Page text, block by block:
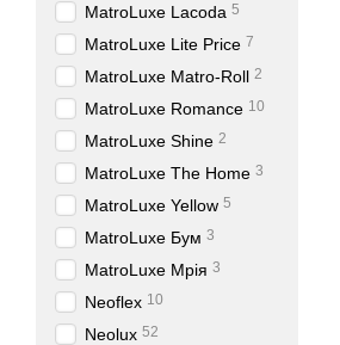
MatroLuxe Lacoda 5
MatroLuxe Lite Price 7
MatroLuxe Matro-Roll 2
MatroLuxe Romance 10
MatroLuxe Shine 2
MatroLuxe The Home 3
MatroLuxe Yellow 5
MatroLuxe Бум 3
MatroLuxe Мрія 3
Neoflex 10
Neolux 52